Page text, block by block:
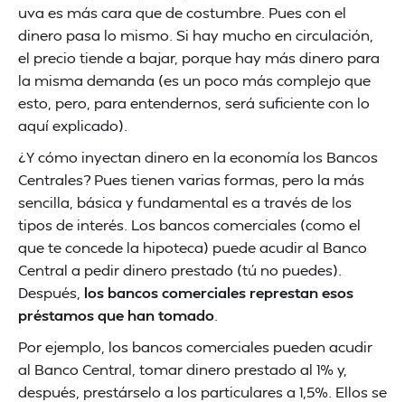
uva es más cara que de costumbre. Pues con el
dinero pasa lo mismo. Si hay mucho en circulación,
el precio tiende a bajar, porque hay más dinero para
la misma demanda (es un poco más complejo que
esto, pero, para entendernos, será suficiente con lo
aquí explicado).
¿Y cómo inyectan dinero en la economía los Bancos
Centrales? Pues tienen varias formas, pero la más
sencilla, básica y fundamental es a través de los
tipos de interés. Los bancos comerciales (como el
que te concede la hipoteca) puede acudir al Banco
Central a pedir dinero prestado (tú no puedes).
Después, los bancos comerciales represtan esos
préstamos que han tomado
Por ejemplo, los bancos comerciales pueden acudir
al Banco Central, tomar dinero prestado al 1% y,
después, prestárselo a los particulares a 1,5%. Ellos se